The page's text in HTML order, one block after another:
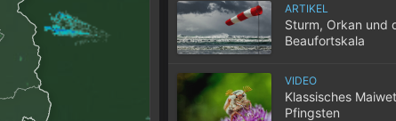
ARTIKEL
Sturm, Orkan und
Beaufortskala
VIDEO
Klassisches
Pfingsten